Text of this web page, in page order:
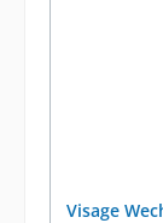
Visage